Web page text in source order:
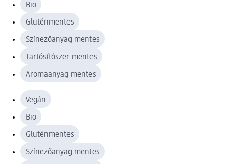
Bio
Gluténmentes
Színezőanyag mentes
Tartósítószer mentes
Aromaanyag mentes
Vegán
Bio
Gluténmentes
Színezőanyag mentes